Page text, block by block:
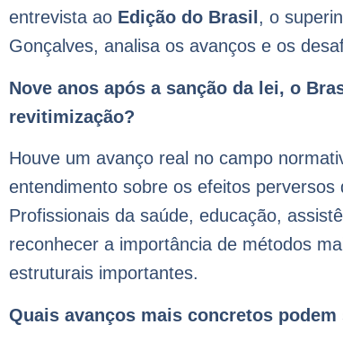
entrevista ao Edição do Brasil , o
Gonçalves, analisa os avanços e os
Nove anos após a sanção da lei, o
revitimização?
Houve um avanço real no campo
entendimento sobre os efeitos
Profissionais da saúde, educação,
reconhecer a importância de métodos
estruturais importantes.
Quais avanços mais concretos